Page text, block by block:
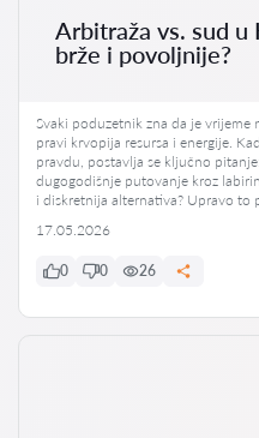
Arbitraža vs. sud u
brže i povoljnije?
Svaki poduzetnik zna da je
pravi krvopija resursa i energije.
pravdu, postavlja se ključno
dugogodišnje putovanje kroz
i diskretnija alternativa? Upravo
17.05.2026
0 0 26